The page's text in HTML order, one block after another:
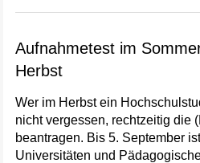
Aufnahmetest im
Herbst
Wer im Herbst ein
nicht vergessen, rechtzeitig die
beantragen. Bis 5. September
Universitäten und